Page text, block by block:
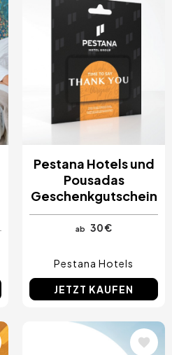
Pestana Hotels und
Pousadas
Geschenkgutschein
ab 30 €
Pestana Hotels
JETZT KAUFEN